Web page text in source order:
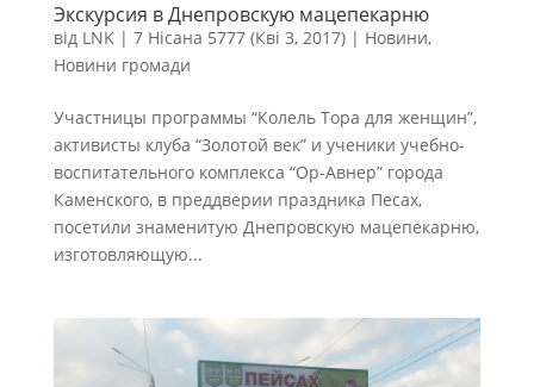
Экскурсия в Днепровскую мацепекарню
від LNK| 7 Нісана 5777 (Кві 3, 2017)| Новини,
Новини громади
Участницы программы “Колель Тора для женщин”,
активисты клуба “Золотой век” и ученики учебно-
воспитательного комплекса “Ор-Авнер” города
Каменского, в преддверии праздника Песах,
посетили знаменитую Днепровскую мацепекарню,
изготовляющую...